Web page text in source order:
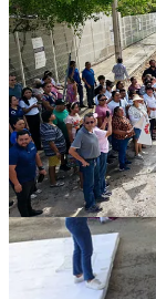
La Presidenta
consolidará un
estudiantes, padres
como parte de las
México y el
A su vez, la
Hernández
millones de pesos,
centímetros de
pavimento asfáltico
colocarán dos
calidad, rampas de
luminaria LED
alumnos que